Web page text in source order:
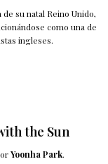
su natal Reino Unido,
como una de
ingleses.
the Sun
Yoonha Park.